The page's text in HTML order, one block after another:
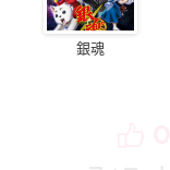
銀魂